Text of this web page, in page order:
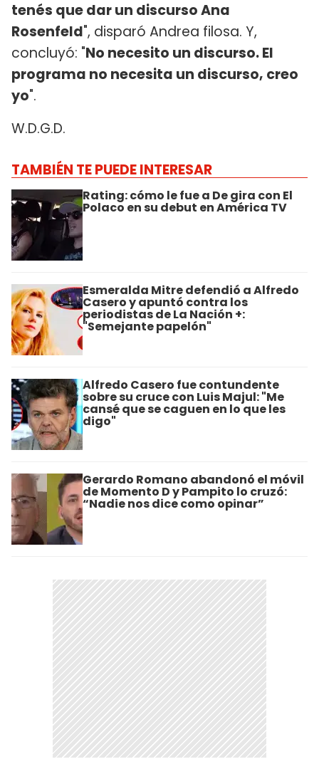
tenés que dar un discurso Ana
Rosenfeld", disparó Andrea filosa. Y,
concluyó: "No necesito un discurso. El
programa no necesita un discurso, creo
yo".
W.D.G.D.
TAMBIÉN TE PUEDE INTERESAR
Rating: cómo le fue a De gira con El
Polaco en su debut en América TV
Esmeralda Mitre defendió a Alfredo
Casero y apuntó contra los
periodistas de La Nación +:
"Semejante papelón"
Alfredo Casero fue contundente
sobre su cruce con Luis Majul: "Me
cansé que se caguen en lo que les
digo"
Gerardo Romano abandonó el móvil
de Momento D y Pampito lo cruzó:
“Nadie nos dice como opinar”